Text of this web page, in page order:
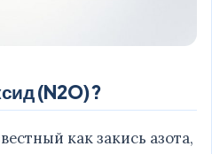
(N2O)?
как закись азота,